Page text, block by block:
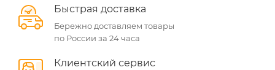
Быстрая доставка
Бережно доставляем товары
по России за 24 часа
Клиентский сервис